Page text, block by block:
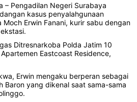
– Pengadilan Negeri Surabaya
kasus penyalahgunaan
Erwin Fanani, kurir sabu dengan
Ditresnarkoba Polda Jatim 10
Eastcoast Residence,
Erwin mengaku berperan sebagai
Baron yang dikenal saat sama-sama